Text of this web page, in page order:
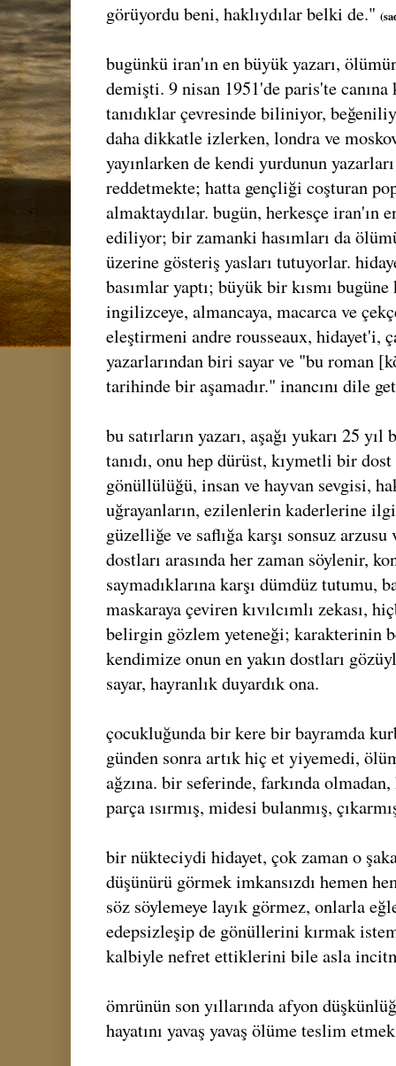
görüyordu beni, haklıydılar belki de."
bugünkü iran'ın en büyük yazarı,
demişti. 9 nisan 1951'de paris'te
tanıdıklar çevresinde biliniyor,
daha dikkatle izlerken, londra ve
yayınlarken de kendi yurdunun
reddetmekte; hatta gençliği coşturan
almaktaydılar. bugün, herkesçe iran'ın
ediliyor; bir zamanki hasımları da
üzerine gösteriş yasları tutuyorlar.
basımlar yaptı; büyük bir kısmı
ingilizceye, almancaya, macarca ve
eleştirmeni andre rousseaux, hidayet'i,
yazarlarından biri sayar ve "bu roman
tarihinde bir aşamadır." inancını dile
bu satırların yazarı, aşağı yukarı 25
tanıdı, onu hep dürüst, kıymetli bir
gönüllülüğü, insan ve hayvan sevgisi,
uğrayanların, ezilenlerin kaderlerine
güzelliğe ve saflığa karşı sonsuz arzusu
dostları arasında her zaman söylenir,
saymadıklarına karşı dümdüz tutumu,
maskaraya çeviren kıvılcımlı zekası,
belirgin gözlem yeteneği; karakterinin
kendimize onun en yakın dostları
sayar, hayranlık duyardık ona.
çocukluğunda bir kere bir bayramda
günden sonra artık hiç et yiyemedi,
ağzına. bir seferinde, farkında
parça ısırmış, midesi bulanmış,
bir nükteciydi hidayet, çok zaman o
düşünürü görmek imkansızdı hemen
söz söylemeye layık görmez, onlarla
edepsizleşip de gönüllerini kırmak
kalbiyle nefret ettiklerini bile asla
ömrünün son yıllarında afyon
hayatını yavaş yavaş ölüme teslim